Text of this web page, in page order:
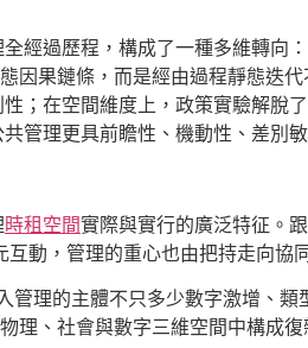
經過歷程，構成了一種多維轉向
因果鏈條，而是經由過程靜態迭
；在空間維度上，政策實驗解脫
管理更具前瞻性、機動性、差別
時租空間實際與實行的廣泛特征。
動，管理的重心也由把持走向協
管理的主體不只多少數字激增、
理、社會與數字三維空間中構成